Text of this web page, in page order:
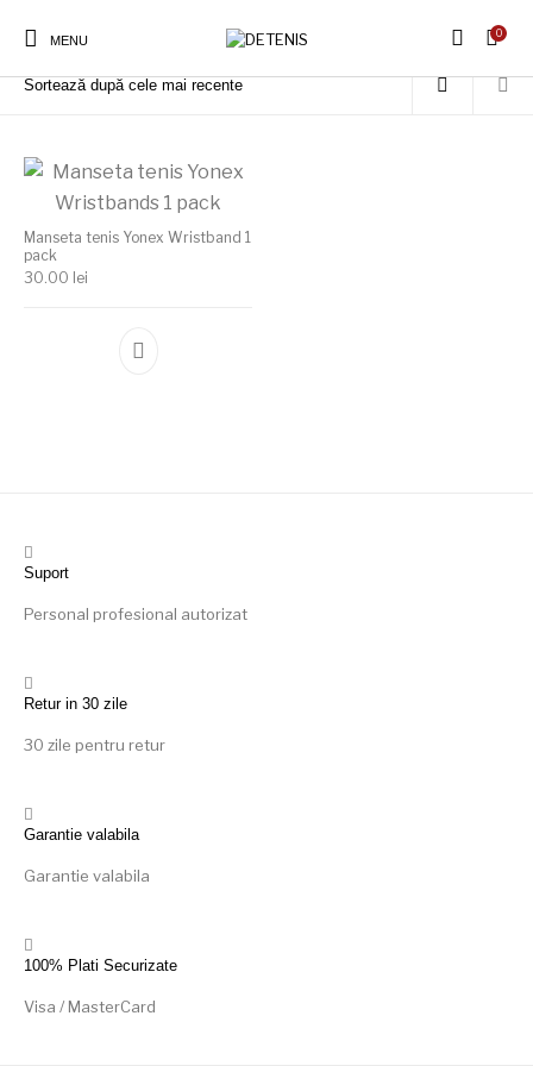
MENU
0
Prima pagină Produse etichetate „Manseta tenis Yonex Wristbands”
Manseta tenis Yonex Wristband 1
pack
30.00 lei
Acest produs are mai multe variații.
Suport
Personal profesional autorizat
Retur in 30 zile
30 zile pentru retur
Garantie valabila
Garantie valabila
100% Plati Securizate
Visa / MasterCard